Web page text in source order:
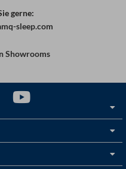
gerne:
sleep.com
Showrooms